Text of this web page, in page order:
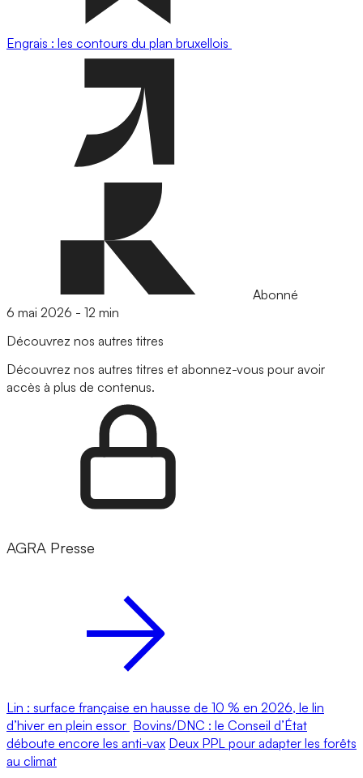
Engrais : les contours du plan bruxellois
Abonné
6 mai 2026 - 12 min
Découvrez nos autres titres
Découvrez nos autres titres et abonnez-vous pour avoir
accès à plus de contenus.
AGRA Presse
Lin : surface française en hausse de 10 % en 2026, le lin
d’hiver en plein essor Bovins/DNC : le Conseil d’État
déboute encore les anti-vax Deux PPL pour adapter les forêts
au climat